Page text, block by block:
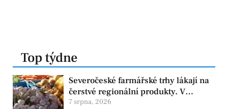
Top týdne
Severočeské farmářské trhy lákají na
čerstvé regionální produkty. V
Chomutově se konají 8. srpna
7 srpna, 2026